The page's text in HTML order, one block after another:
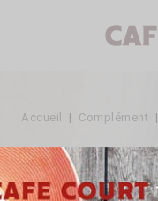
Accueil Complément